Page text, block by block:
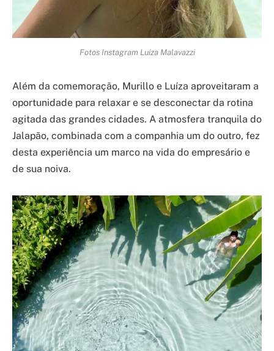
Fotos Instagram Luíza Malavazzi
Além da comemoração, Murillo e Luíza aproveitaram a
oportunidade para relaxar e se desconectar da rotina
agitada das grandes cidades. A atmosfera tranquila do
Jalapão, combinada com a companhia um do outro, fez
desta experiência um marco na vida do empresário e
de sua noiva.